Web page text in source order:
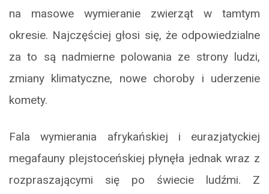
na masowe wymieranie zwierząt w tamtym
okresie. Najczęściej głosi się, że odpowiedzialne
za to są nadmierne polowania ze strony ludzi,
zmiany klimatyczne, nowe choroby i uderzenie
komety.
Fala wymierania afrykańskiej i eurazjatyckiej
megafauny plejstoceńskiej płynęła jednak wraz z
rozpraszającymi się po świecie ludźmi. Z